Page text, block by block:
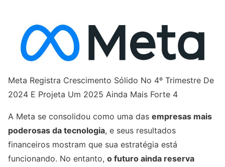
Meta Registra Crescimento Sólido No 4º Trimestre De
2024 E Projeta Um 2025 Ainda Mais Forte 4
A Meta se consolidou como uma das empresas mais
poderosas da tecnologia, e seus resultados
financeiros mostram que sua estratégia está
funcionando. No entanto, o futuro ainda reserva